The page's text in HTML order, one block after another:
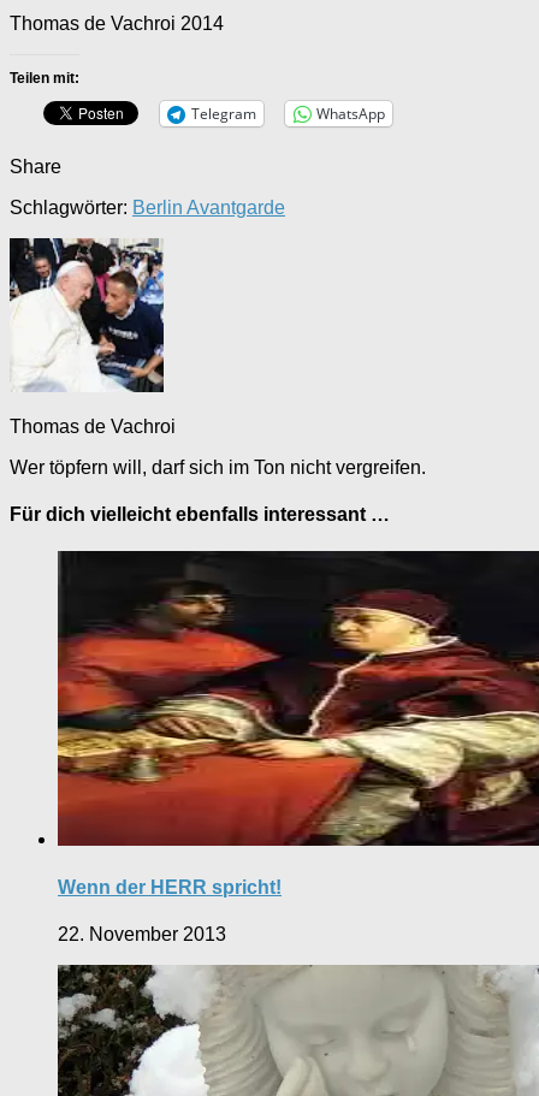
Thomas de Vachroi 2014
Teilen mit:
Telegram WhatsApp
Share
Schlagwörter: Berlin Avantgarde
Thomas de Vachroi
Wer töpfern will, darf sich im Ton nicht vergreifen.
Für dich vielleicht ebenfalls interessant …
Wenn der HERR spricht!
22. November 2013